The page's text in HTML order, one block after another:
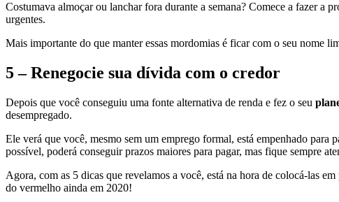
Costumava almoçar ou lanchar fora durante a semana? Comece a fazer a
urgentes.
Mais importante do que manter essas mordomias é ficar com o seu nome
5 – Renegocie sua dívida com o credor
Depois que você conseguiu uma fonte alternativa de renda e fez o seu
desempregado.
Ele verá que você, mesmo sem um emprego formal, está empenhado
possível, poderá conseguir prazos maiores para pagar, mas fique sempre
Agora, com as 5 dicas que revelamos a você, está na hora de colocá-las
do vermelho ainda em 2020!